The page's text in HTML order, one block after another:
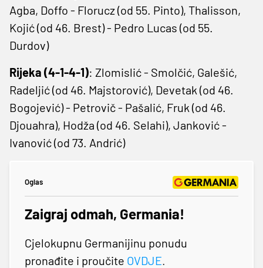
Agba, Doffo - Florucz (od 55. Pinto), Thalisson,
Kojić (od 46. Brest) - Pedro Lucas (od 55.
Durdov)
Rijeka (4-1-4-1): Zlomislić - Smolčić, Galešić,
Radeljić (od 46. Majstorović), Devetak (od 46.
Bogojević) - Petrovič - Pašalić, Fruk (od 46.
Djouahra), Hodža (od 46. Selahi), Janković -
Ivanović (od 73. Andrić)
Oglas
Zaigraj odmah, Germania!
Cjelokupnu Germanijinu ponudu
pronađite i proučite OVDJE.